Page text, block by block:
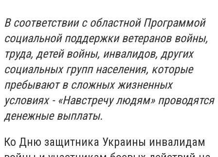
В соответствии с областной Программой
социальной поддержки ветеранов войны,
труда, детей войны, инвалидов, других
социальных групп населения, которые
пребывают в сложных жизненных
условиях - «Навстречу людям» проводятся
денежные выплаты.
Ко Дню защитника Украины инвалидам